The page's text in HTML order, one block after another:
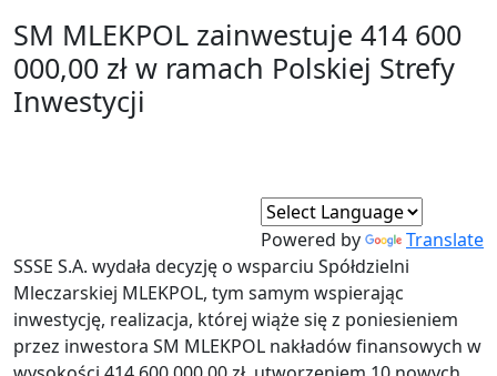
SM MLEKPOL zainwestuje 414 600
000,00 zł w ramach Polskiej Strefy
Inwestycji
Powered by
Translate
SSSE S.A. wydała decyzję o wsparciu Spółdzielni
Mleczarskiej MLEKPOL, tym samym wspierając
inwestycję, realizacja, której wiąże się z poniesieniem
przez inwestora SM MLEKPOL nakładów finansowych w